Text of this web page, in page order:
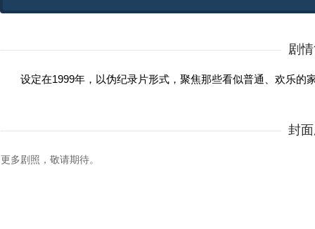
剧
设定在1999年，以伪纪录片形式，聚焦那些看似普通、欢乐的
封
更多剧照，敬请期待。